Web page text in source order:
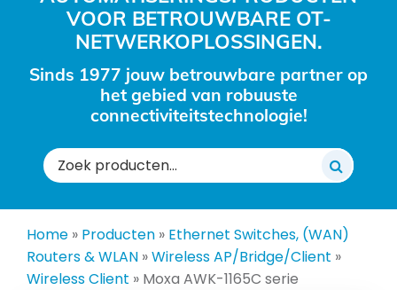
VOOR BETROUWBARE OT-
NETWERKOPLOSSINGEN.
Sinds 1977 jouw betrouwbare partner op
het gebied van robuuste
connectiviteitstechnologie!
Zoeken
naar:
Home » Producten » Ethernet Switches, (WAN)
Routers & WLAN »Wireless AP/Bridge/Client »
Wireless Client » Moxa AWK-1165C serie